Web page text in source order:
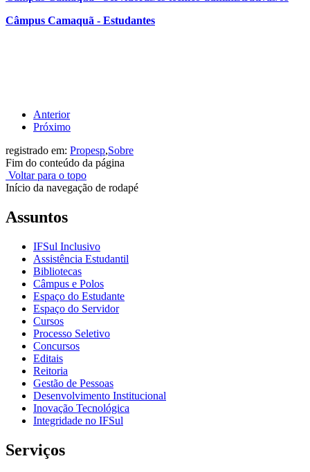
Câmpus Camaquã - Estudantes
Anterior
Próximo
registrado em: Propesp,Sobre
Fim do conteúdo da página
Voltar para o topo
Início da navegação de rodapé
Assuntos
IFSul Inclusivo
Assistência Estudantil
Bibliotecas
Câmpus e Polos
Espaço do Estudante
Espaço do Servidor
Cursos
Processo Seletivo
Concursos
Editais
Reitoria
Gestão de Pessoas
Desenvolvimento Institucional
Inovação Tecnológica
Integridade no IFSul
Serviços